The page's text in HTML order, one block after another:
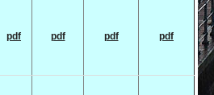
pdf pdf pdf pdf